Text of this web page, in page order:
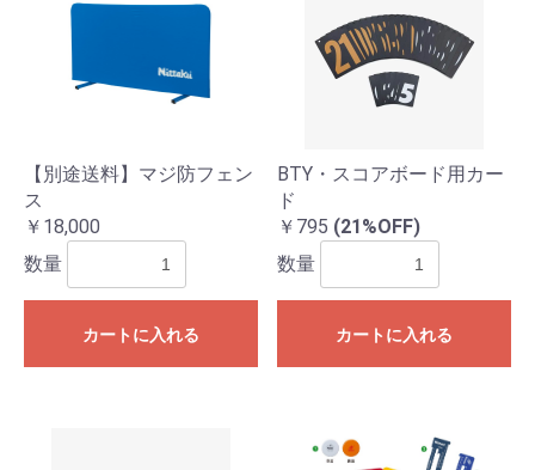
【別途送料】マジ防フェン
ス
￥18,000
数量
カートに入れる
BTY・スコアボード用カー
ド
￥795 (21%OFF)
数量
カートに入れる